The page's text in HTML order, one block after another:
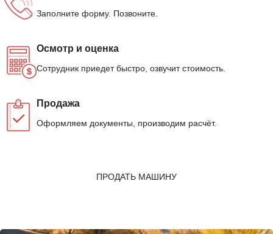
Заполните форму. Позвоните.
Осмотр и оценка
Сотрудник приедет быстро, озвучит стоимость.
Продажа
Оформляем документы, производим расчёт.
ПРОДАТЬ МАШИНУ